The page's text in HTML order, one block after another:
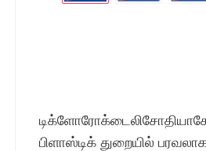
பிளாஸ்டிக் துறையில்